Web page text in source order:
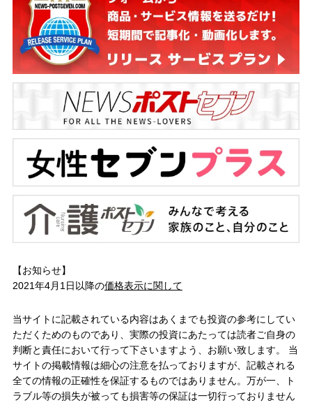
【お知らせ】
2021年4月1日以降の価格表示に関して
当サイトに記載されている内容はあくまでも投資の参考にしてい
ただくためのものであり、実際の投資にあたっては読者ご自身の
判断と責任において行って下さいますよう、お願い致します。 当
サイトの掲載情報は細心の注意を払っておりますが、記載される
全ての情報の正確性を保証するものではありません。万が一、ト
ラブル等の損失が被っても損害等の保証は一切行っておりません